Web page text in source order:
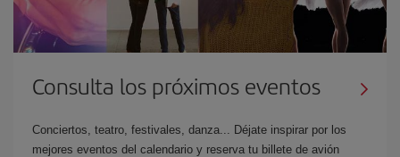
Consulta los próximos eventos
Conciertos, teatro, festivales, danza... Déjate inspirar por los
mejores eventos del calendario y reserva tu billete de avión